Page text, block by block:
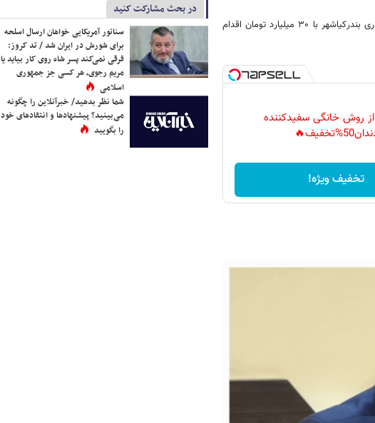
حیدری نژاد با بیان اینکه شهرداری آستانه اشرفیه با ۱۷۱ میلیارد تومان و شهرداری بندرکیاشهر با ۳۰ میلیارد تومان اقدام
از روش خانگی سفیدکننده
تخفیف ویژه!
در بحث مشارکت کنید
سناتور آمریکایی خواهان ارسال اسلحه
برای شورش در ایران شد / تد کروز:
فرقی نمی‌کند پسر شاه روی کار بیاید یا
مریم رجوی، هر کسی جز جمهوری
اسلامی
شما نظر بدهید/ خبرآنلاین را چگونه
می‌بینید؟ پیشنهادها و انتقادهای خود
را بگویید